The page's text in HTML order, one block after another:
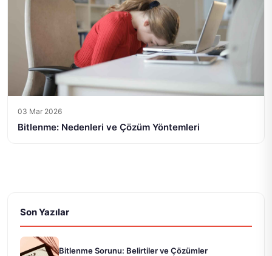
03 Mar 2026
Bitlenme: Nedenleri ve Çözüm Yöntemleri
Son Yazılar
Bitlenme Sorunu: Belirtiler ve Çözümler